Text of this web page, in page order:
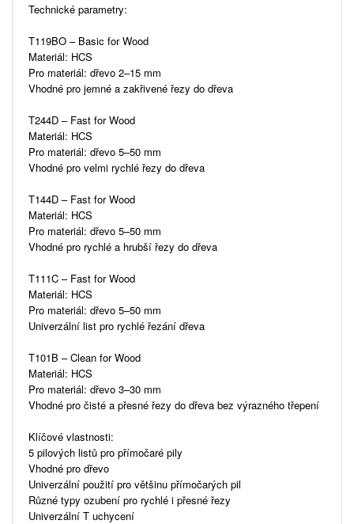
Technické parametry:
T119BO – Basic for Wood
Materiál: HCS
Pro materiál: dřevo 2–15 mm
Vhodné pro jemné a zakřivené řezy do dřeva
T244D – Fast for Wood
Materiál: HCS
Pro materiál: dřevo 5–50 mm
Vhodné pro velmi rychlé řezy do dřeva
T144D – Fast for Wood
Materiál: HCS
Pro materiál: dřevo 5–50 mm
Vhodné pro rychlé a hrubší řezy do dřeva
T111C – Fast for Wood
Materiál: HCS
Pro materiál: dřevo 5–50 mm
Univerzální list pro rychlé řezání dřeva
T101B – Clean for Wood
Materiál: HCS
Pro materiál: dřevo 3–30 mm
Vhodné pro čisté a přesné řezy do dřeva bez výrazného třepení
Klíčové vlastnosti:
5 pilových listů pro přímočaré pily
Vhodné pro dřevo
Univerzální použití pro většinu přímočarých pil
Různé typy ozubení pro rychlé i přesné řezy
Univerzální T uchycení